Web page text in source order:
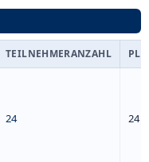
TEILNEHMERANZAHL
24 24